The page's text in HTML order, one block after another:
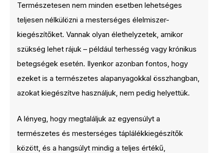
Természetesen nem minden esetben lehetséges
teljesen nélkülözni a mesterséges élelmiszer-
kiegészítőket. Vannak olyan élethelyzetek, amikor
szükség lehet rájuk – például terhesség vagy krónikus
betegségek esetén. Ilyenkor azonban fontos, hogy
ezeket is a természetes alapanyagokkal összhangban,
azokat kiegészítve használjuk, nem pedig helyettük.
A lényeg, hogy megtaláljuk az egyensúlyt a
természetes és mesterséges táplálékkiegészítők
között, és a hangsúlyt mindig a teljes értékű,